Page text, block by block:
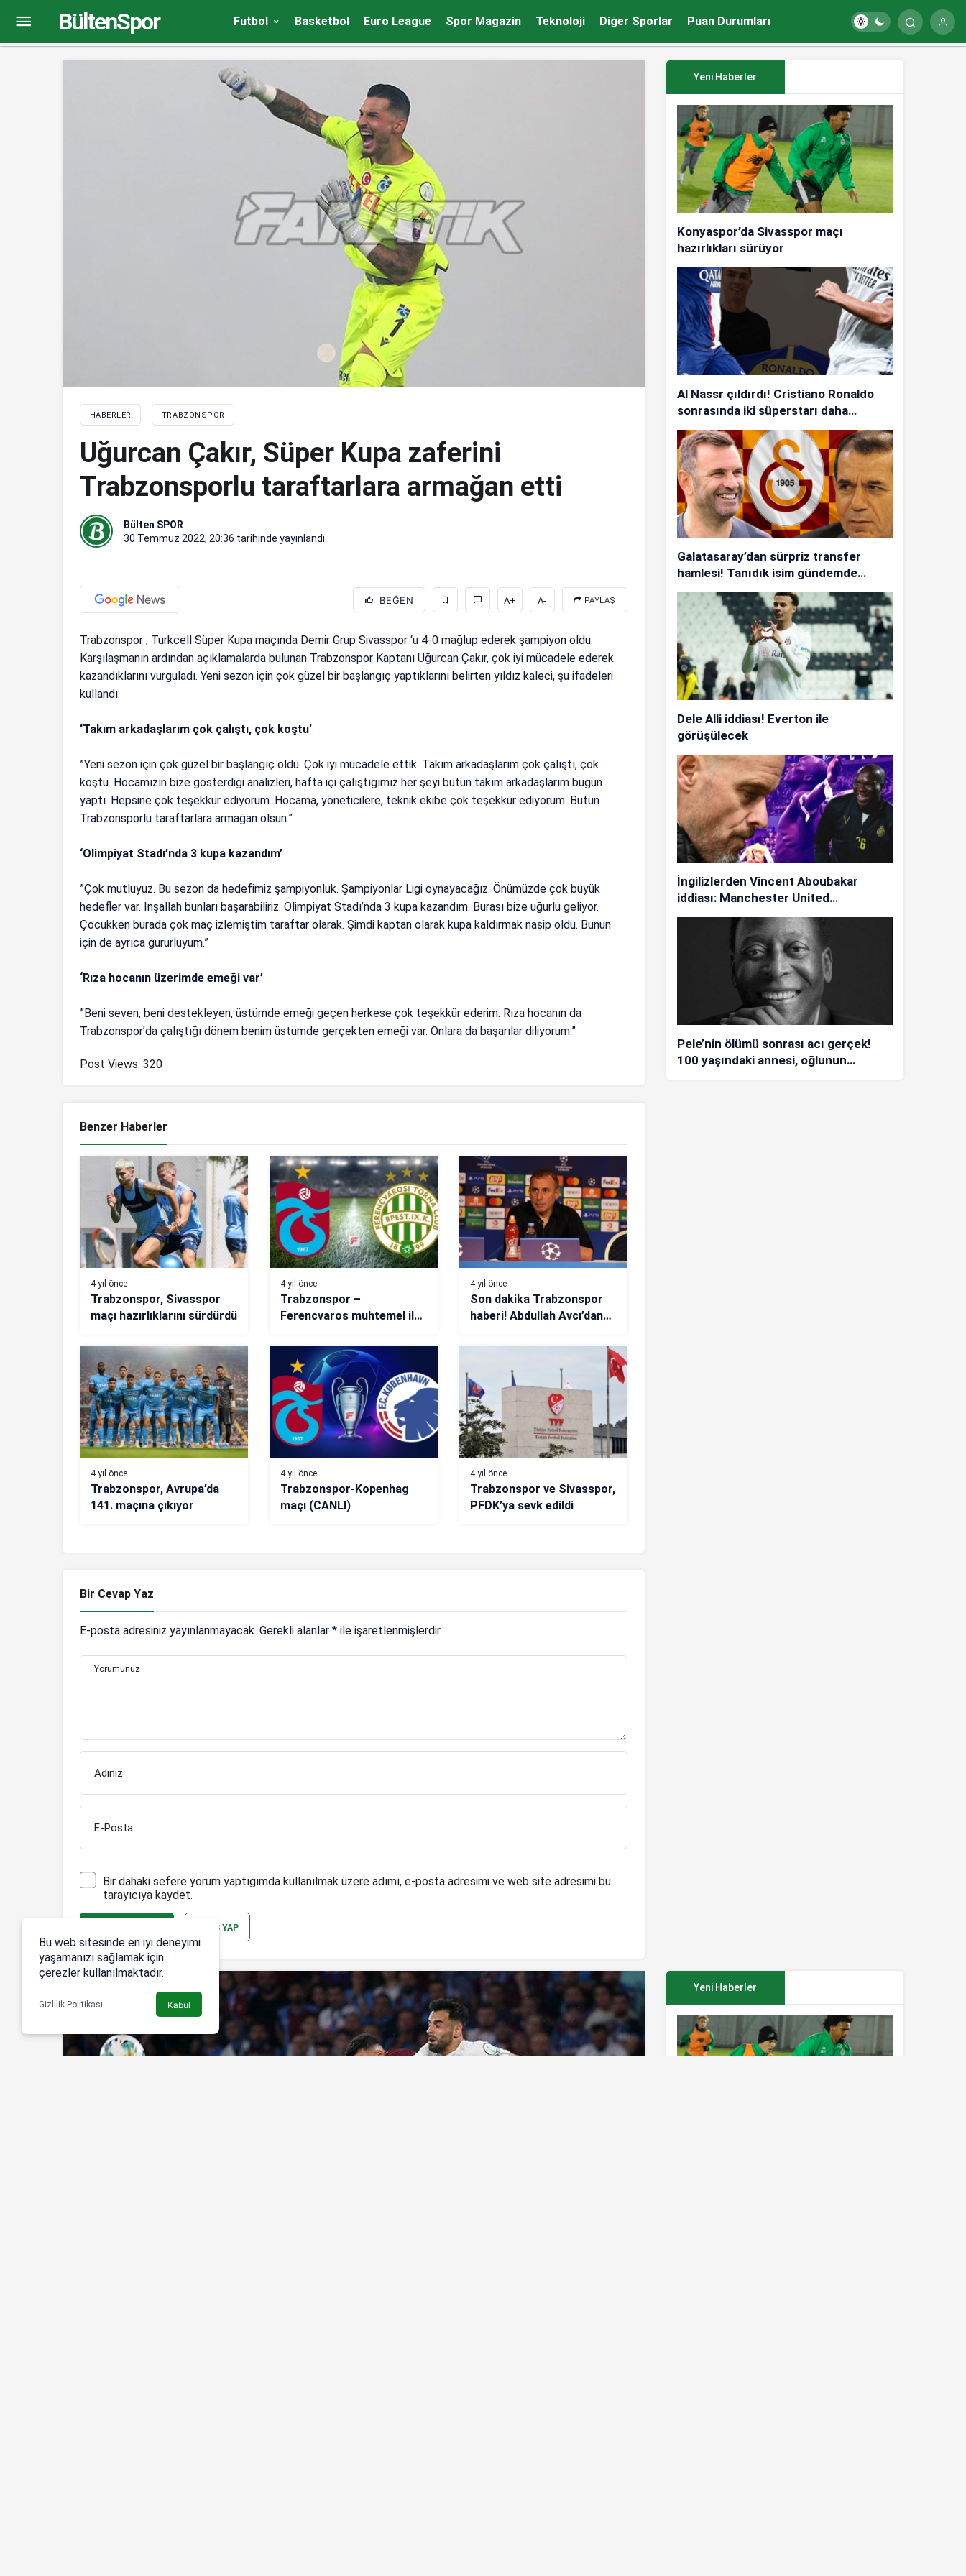
BültenSpor Futbol Basketbol Euro League Spor Magazin Teknoloji Diğer Sporlar Puan Durumları
HABERLER TRABZONSPOR
Uğurcan Çakır, Süper Kupa zaferini
Trabzonsporlu taraftarlara armağan etti
Bülten SPOR
30 Temmuz 2022, 20:36 tarihinde yayınlandı
BEĞEN A+ A- PAYLAŞ
Trabzonspor , Turkcell Süper Kupa maçında Demir Grup Sivasspor ‘u 4-0 mağlup ederek şampiyon oldu.
Karşılaşmanın ardından açıklamalarda bulunan Trabzonspor Kaptanı Uğurcan Çakır, çok iyi mücadele ederek
kazandıklarını vurguladı. Yeni sezon için çok güzel bir başlangıç yaptıklarını belirten yıldız kaleci, şu ifadeleri
kullandı:
‘Takım arkadaşlarım çok çalıştı, çok koştu’
”Yeni sezon için çok güzel bir başlangıç oldu. Çok iyi mücadele ettik. Takım arkadaşlarım çok çalıştı, çok
koştu. Hocamızın bize gösterdiği analizleri, hafta içi çalıştığımız her şeyi bütün takım arkadaşlarım bugün
yaptı. Hepsine çok teşekkür ediyorum. Hocama, yöneticilere, teknik ekibe çok teşekkür ediyorum. Bütün
Trabzonsporlu taraftarlara armağan olsun.”
‘Olimpiyat Stadı’nda 3 kupa kazandım’
”Çok mutluyuz. Bu sezon da hedefimiz şampiyonluk. Şampiyonlar Ligi oynayacağız. Önümüzde çok büyük
hedefler var. İnşallah bunları başarabiliriz. Olimpiyat Stadı’nda 3 kupa kazandım. Burası bize uğurlu geliyor.
Çocukken burada çok maç izlemiştim taraftar olarak. Şimdi kaptan olarak kupa kaldırmak nasip oldu. Bunun
için de ayrıca gururluyum.”
‘Rıza hocanın üzerimde emeği var’
”Beni seven, beni destekleyen, üstümde emeği geçen herkese çok teşekkür ederim. Rıza hocanın da
Trabzonspor’da çalıştığı dönem benim üstümde gerçekten emeği var. Onlara da başarılar diliyorum.”
Post Views: 320
Benzer Haberler
4 yıl önce
Trabzonspor, Sivasspor
maçı hazırlıklarını sürdürdü
4 yıl önce
Trabzonspor –
Ferencvaros muhtemel ilk
kanalda…
4 yıl önce
Son dakika Trabzonspor
haberi! Abdullah Avcı’dan
sözler
4 yıl önce
Trabzonspor, Avrupa’da
141. maçına çıkıyor
4 yıl önce
Trabzonspor-Kopenhag
maçı (CANLI)
4 yıl önce
Trabzonspor ve Sivasspor,
PFDK’ya sevk edildi
Bir Cevap Yaz
E-posta adresiniz yayınlanmayacak. Gerekli alanlar * ile işaretlenmişlerdir
Yorumunuz
Adınız
E-Posta
Bir dahaki sefere yorum yaptığımda kullanılmak üzere adımı, e-posta adresimi ve web site adresimi bu
tarayıcıya kaydet.
GIRIŞ YAP
Yeni Haberler
Konyaspor’da Sivasspor maçı
hazırlıkları sürüyor
Al Nassr çıldırdı! Cristiano Ronaldo
sonrasında iki süperstarı daha
istiyorlar…
Galatasaray’dan sürpriz transfer
hamlesi! Tanıdık isim gündemde…
Dele Alli iddiası! Everton ile
görüşülecek
İngilizlerden Vincent Aboubakar
iddiası: Manchester United…
Pele’nin ölümü sonrası acı gerçek!
100 yaşındaki annesi, oğlunun
(ÖZET) Trabzonspor-Sivasspor maç sonucu: 4-0
Yeni Haberler
Bu web sitesinde en iyi deneyimi
yaşamanızı sağlamak için
çerezler kullanılmaktadır.
Gizlilik Politikası Kabul